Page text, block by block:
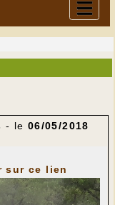
- le 06/05/2018
sur ce lien